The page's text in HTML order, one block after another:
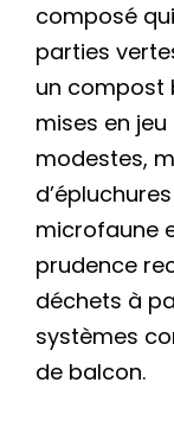
composé
parties
un compost
mises en
modestes,
microfaune
prudence
déchets à
systèmes
de balcon.